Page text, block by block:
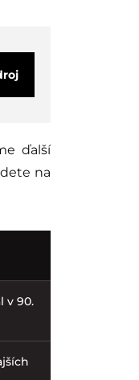
ďalší
na
v 90.